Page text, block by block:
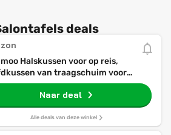
deals
Halskussen voor op reis,
van traagschuim voor
ideaal voor vliegtuigen,
en thuisligstoelen, verstelbaar en
(Grijs)
Naar deal
Alle deals van deze winkel